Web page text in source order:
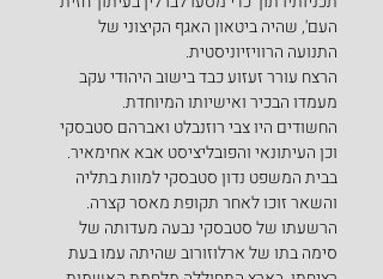
העם', שהיה ביטאון האגף הקיצוני של
התנועה הרוויזיוניסטית.
הרצח עורר זעזוע כבד בישוב היהודי עקב
מעמדו הבכיר ואישיותו המיוחדת.
החשודים היו צבי רוזנבלט ואברהם סטבסקי
וכן העיתונאי והפובליציסט אבא אחימאיר.
בבית המשפט נדון סטבסקי למוות בתליה
והשאר זוכו לאחר תקופת מאסר קצרה.
הרשעתו של סטבסקי נבעה מעדותה של
סימה בתו של ארלוזורוב שהיתה עמו בעת